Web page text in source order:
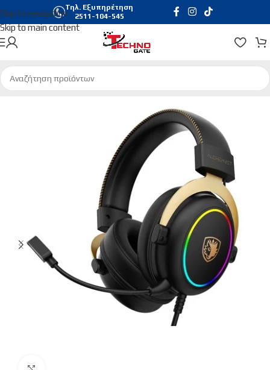
Skip to navigation
Skip to main content
Τηλ. Εξυπηρέτηση
2511-104-545
Αρχική σελίδα/Gaming/Gaming Headsets